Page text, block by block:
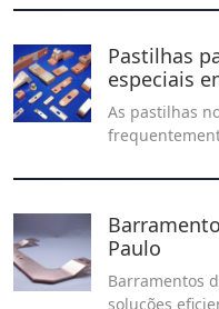
para realizar
Pastilhas
especiais
As pastilhas
durabilidade
Paulo
Barramentos
soluções